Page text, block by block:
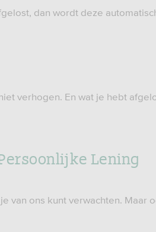
dan wordt deze
verhogen. En wat je hebt
Lening
van ons kunt verwachten. Maar